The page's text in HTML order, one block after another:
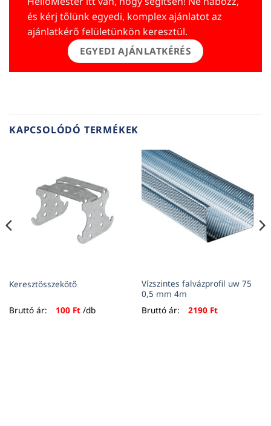
és kérj tőlünk egyedi, komplex ajánlatot az
ajánlatkérő felületünkön keresztül.
EGYEDI AJÁNLATKÉRÉS
KAPCSOLÓDÓ TERMÉKEK
Keresztösszekötő
Bruttó ár: 100 Ft/db
Vízszintes falvázprofil uw 75
0,5 mm 4m
Bruttó ár:
2190 Ft